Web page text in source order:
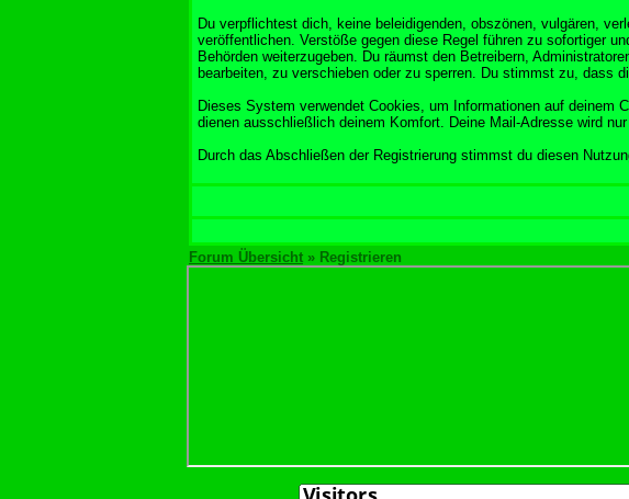
Du verpflichtest dich, keine beleidigenden, obszönen, vulgären,
veröffentlichen. Verstöße gegen diese Regel führen zu sofortiger
Behörden weiterzugeben. Du räumst den Betreibern,
bearbeiten, zu verschieben oder zu sperren. Du stimmst zu, dass
Dieses System verwendet Cookies, um Informationen auf deinem
dienen ausschließlich deinem Komfort. Deine Mail-Adresse wird
Durch das Abschließen der Registrierung stimmst du diesen
Forum Übersicht » Registrieren